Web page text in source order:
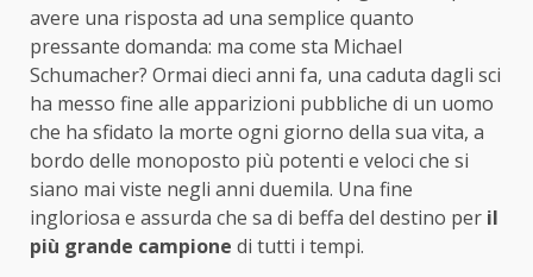
avere una risposta ad una semplice quanto
pressante domanda: ma come sta Michael
Schumacher? Ormai dieci anni fa, una caduta dagli sci
ha messo fine alle apparizioni pubbliche di un uomo
che ha sfidato la morte ogni giorno della sua vita, a
bordo delle monoposto più potenti e veloci che si
siano mai viste negli anni duemila. Una fine
ingloriosa e assurda che sa di beffa del destino per il
più grande campione di tutti i tempi.